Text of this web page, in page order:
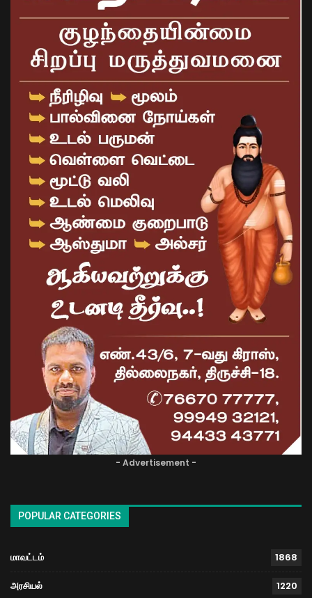
- Advertisement -
POPULAR CATEGORIES
மாவட்டம் 1868
அரசியல் 1220